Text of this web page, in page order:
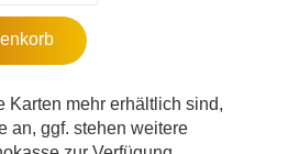
Karten mehr erhältlich sind,
an, ggf. stehen weitere